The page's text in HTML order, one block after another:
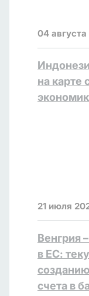
04
на карте
21 июля
Венгрия
в ЕС:
счета в